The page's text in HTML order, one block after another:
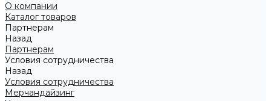
О компании
Каталог товаров
Партнерам
Назад
Партнерам
Условия сотрудничества
Назад
Условия сотрудничества
Мерчандайзинг